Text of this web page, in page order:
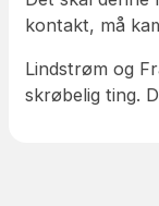
kontakt, må
Lindstrøm og
skrøbelig ting.